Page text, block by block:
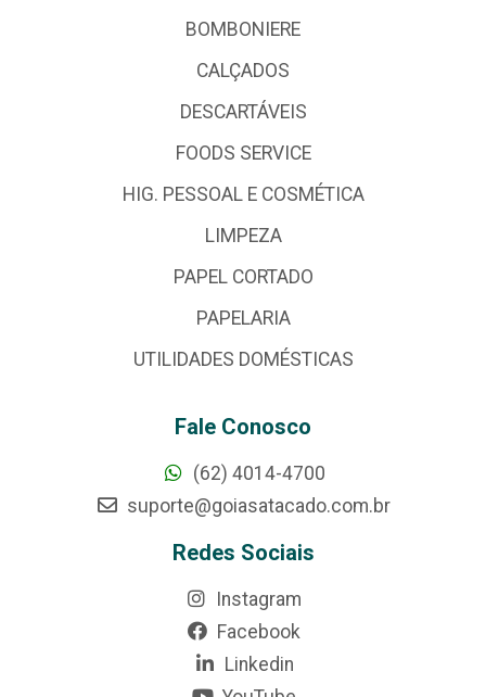
BOMBONIERE
CALÇADOS
DESCARTÁVEIS
FOODS SERVICE
HIG. PESSOAL E COSMÉTICA
LIMPEZA
PAPEL CORTADO
PAPELARIA
UTILIDADES DOMÉSTICAS
Fale Conosco
(62) 4014-4700
suporte@goiasatacado.com.br
Redes Sociais
Instagram
Facebook
Linkedin